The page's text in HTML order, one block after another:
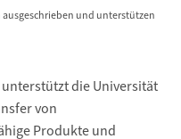
und unterstützen
die Universität
von
Produkte und